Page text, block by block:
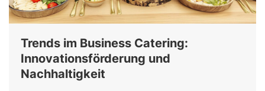
Trends im Business Catering:
Innovationsförderung und
Nachhaltigkeit